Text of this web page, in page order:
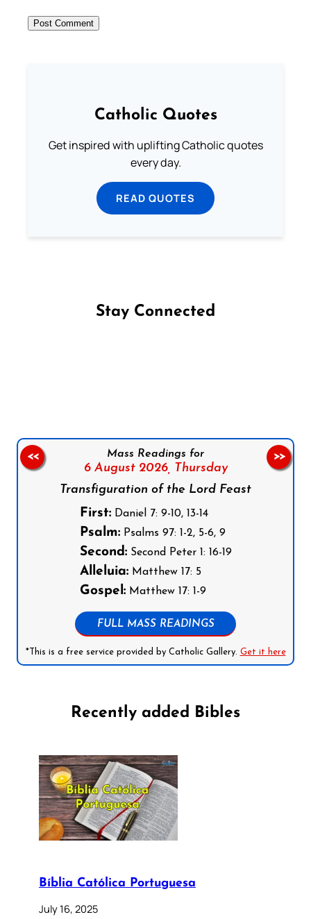
Catholic Quotes
Get inspired with uplifting Catholic quotes
every day.
READ QUOTES
Stay Connected
Mass Readings for
6 August 2026, Thursday
Transfiguration of the Lord Feast
First:Daniel 7: 9-10, 13-14
Psalm:Psalms 97: 1-2, 5-6, 9
Second:Second Peter 1: 16-19
Alleluia:Matthew 17: 5
Gospel:Matthew 17: 1-9
FULL MASS READINGS
*This is a free service provided by Catholic Gallery. Get it here
<< >>
Recently added Bibles
Bíblia Católica Portuguesa
July 16, 2025